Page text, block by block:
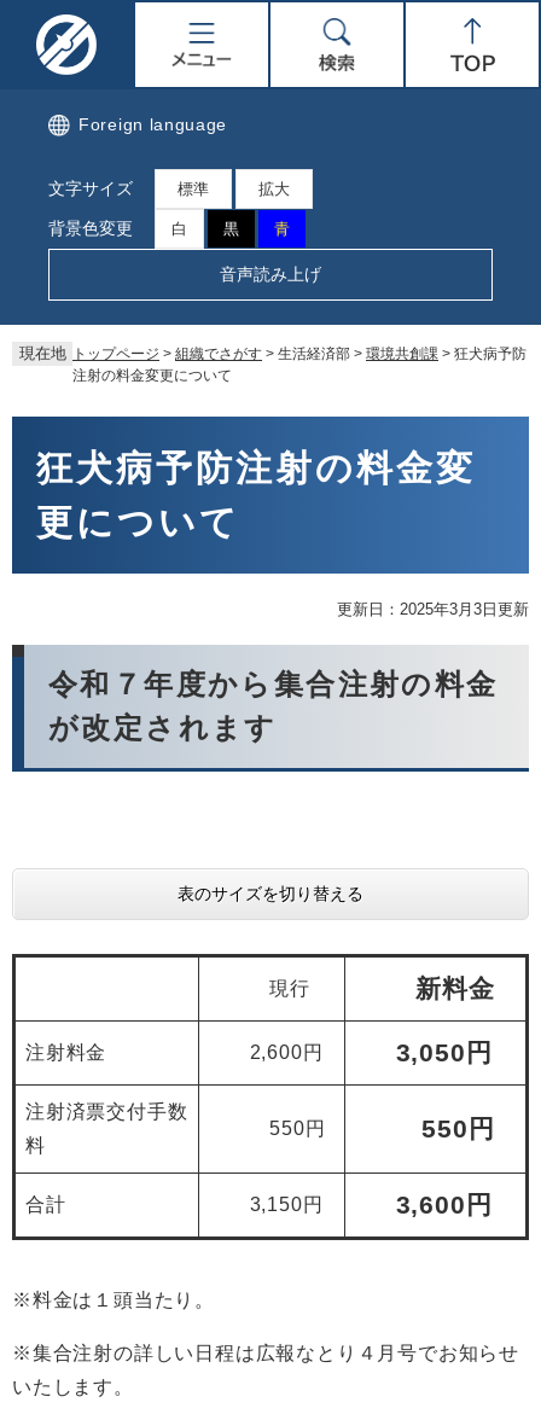
ー
ニ
ュ
ー
索
Foreign language
文字サイズ 標準 拡大
背景色変更 白 黒 青
音声読み上げ
現在地 トップページ > 組織でさがす > 生活経済部 > 環境共創課 > 狂犬病予防
注射の料金変更について
狂犬病予防注射の料金変
更について
更新日：2025年3月3日更新
令和７年度から集合注射の料金
が改定されます
表のサイズを切り替える
現行 新料金
注射料金 2,600円 3,050円
注射済票交付手数
料
550円 550円
合計 3,150円 3,600円
※料金は１頭当たり。
※集合注射の詳しい日程は広報なとり４月号でお知らせ
いたします。